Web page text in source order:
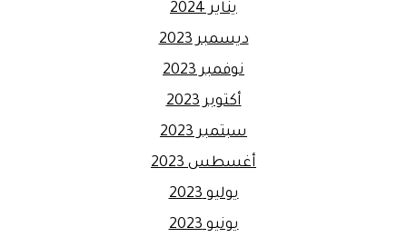
يناير 2024
ديسمبر 2023
نوفمبر 2023
أكتوبر 2023
سبتمبر 2023
أغسطس 2023
يوليو 2023
يونيو 2023